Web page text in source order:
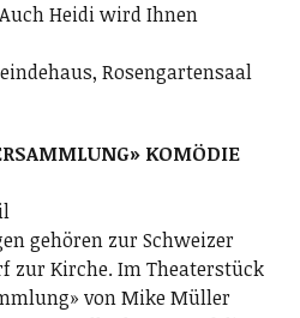
Heidi wird Ihnen
Rosengartensaal
KOMÖDIE
gehören zur Schweizer
zur Kirche. Im Theaterstück
von Mike Müller